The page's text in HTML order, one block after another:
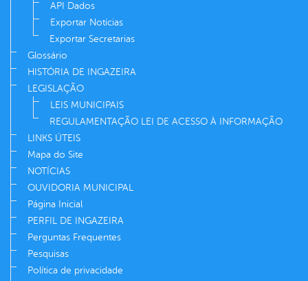
API Dados
Exportar Notícias
Exportar Secretarias
Glossário
HISTÓRIA DE INGAZEIRA
LEGISLAÇÃO
LEIS MUNICIPAIS
REGULAMENTAÇÃO LEI DE ACESSO À INFORMAÇÃO
LINKS ÚTEIS
Mapa do Site
NOTÍCIAS
OUVIDORIA MUNICIPAL
Página Inicial
PERFIL DE INGAZEIRA
Perguntas Frequentes
Pesquisas
Política de privacidade